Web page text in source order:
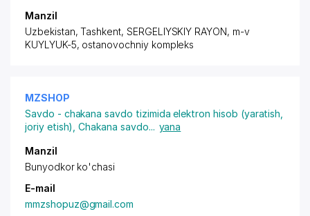
Manzil
Uzbekistan, Tashkent, SERGELIYSKIY RAYON, m-v
KUYLYUK-5, ostanovochniy kompleks
MZSHOP
Savdo - chakana savdo tizimida elektron hisob (yaratish,
joriy etish) ,Chakana savdo... yana
Manzil
Bunyodkor ko'chasi
E-mail
mmzshopuz@gmail.com